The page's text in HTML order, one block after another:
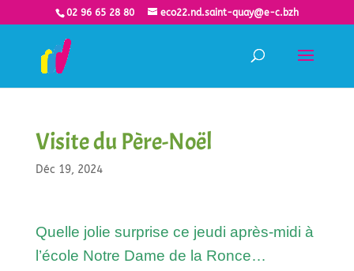
02 96 65 28 80 eco22.nd.saint-quay@e-c.bzh
Visite du Père-Noël
Déc 19, 2024
Quelle jolie surprise ce jeudi après-midi à
l’école Notre Dame de la Ronce…